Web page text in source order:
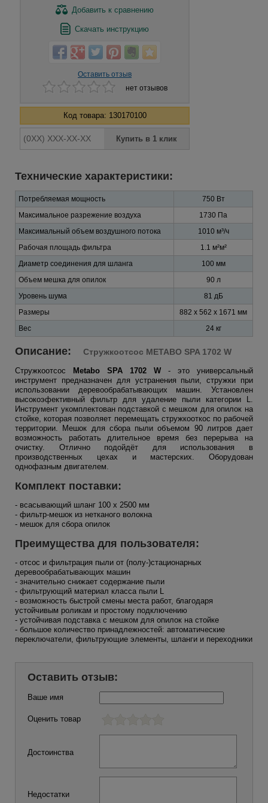
Добавить к сравнению
Скачать инструкцию
Оставить отзыв
нет отзывов
Код товара: 130170100
Технические характеристики:
Потребляемая мощность
750 Вт
Максимальное разрежение воздуха
1730 Па
Максимальный объем воздушного потока
1010 м³/ч
Рабочая площадь фильтра
1.1 м²м²
Диаметр соединения для шланга
100 мм
Объем мешка для опилок
90 л
Уровень шума
81 дБ
Размеры
882 x 562 x 1671 мм
Вес
24 кг
Описание: Стружкоотсос METABO SPA 1702 W
Стружкоотсос Metabo SPA 1702 W - это универсальный
инструмент предназначен для устранения пыли, стружки при
использовании деревообрабатывающих машин. Установлен
высокоэфективный фильтр для удаление пыли категории L.
Инструмент укомплектован подставкой с мешком для опилок на
стойке, которая позволяет перемещать стружкооткос по рабочей
территории. Мешок для сбора пыли объемом 90 литров дает
возможность работать длительное время без перерыва на
очистку. Отлично подойдёт для использования в
производственных цехах и мастерских. Оборудован
однофазным двигателем.
Комплект поставки:
- всасывающий шланг 100 x 2500 мм
- фильтр-мешок из нетканого волокна
- мешок для сбора опилок
Преимущества для пользователя:
- отсос и фильтрация пыли от (полу-)стационарных
деревообрабатывающих машин
- значительно снижает содержание пыли
- фильтрующий материал класса пыли L
- возможность быстрой смены места работ, благодаря
устойчивым роликам и простому подключению
- устойчивая подставка с мешком для опилок на стойке
- большое количество принадлежностей: автоматические
переключатели, фильтрующие элементы, шланги и переходники
Оставить отзыв:
Ваше имя
Оценить товар
Достоинства
Недостатки